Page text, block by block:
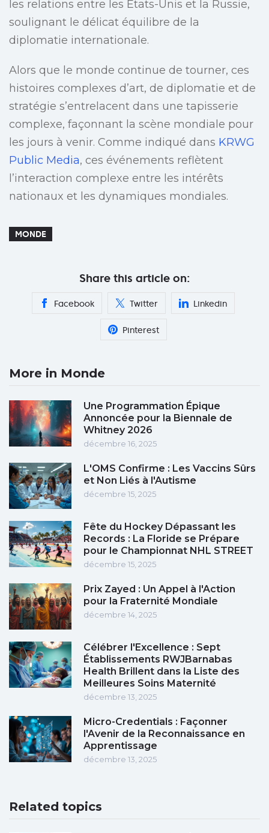
les relations entre les États-Unis et la Russie,
soulignant le délicat équilibre de la
diplomatie internationale.
Alors que le monde continue de tourner, ces
histoires complexes d’art, de diplomatie et de
stratégie s’entrelacent dans une tapisserie
complexe, façonnant la scène mondiale pour
les jours à venir. Comme indiqué dans KRWG
Public Media, ces événements reflètent
l’interaction complexe entre les intérêts
nationaux et les dynamiques mondiales.
MONDE
Share this article on:
Facebook Twitter Linkedin
Pinterest
More in Monde
Une Programmation Épique
Annoncée pour la Biennale de
Whitney 2026
décembre 16, 2025
L'OMS Confirme : Les Vaccins Sûrs
et Non Liés à l'Autisme
décembre 15, 2025
Fête du Hockey Dépassant les
Records : La Floride se Prépare
pour le Championnat NHL STREET
décembre 15, 2025
Prix Zayed : Un Appel à l'Action
pour la Fraternité Mondiale
décembre 14, 2025
Célébrer l'Excellence : Sept
Établissements RWJBarnabas
Health Brillent dans la Liste des
Meilleures Soins Maternité
décembre 13, 2025
Micro-Credentials : Façonner
l'Avenir de la Reconnaissance en
Apprentissage
décembre 13, 2025
Related topics